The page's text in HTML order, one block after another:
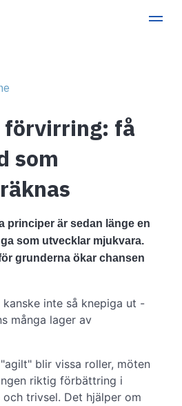
få
som
principer är sedan länge en
som utvecklar mjukvara.
grunderna ökar chansen
inte så knepiga ut -
många lager av
blir vissa roller, möten
riktig förbättring i
trivsel. Det hjälper om